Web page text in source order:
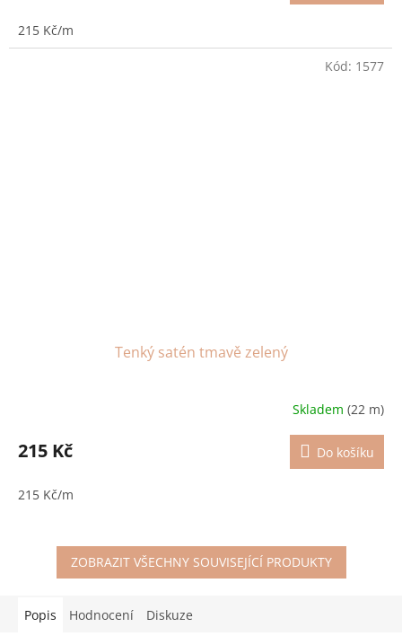
215 Kč/m
Tenký satén tmavě zelený
Skladem (22 m)
215 Kč Do košíku
215 Kč/m
Kód: 1577
ZOBRAZIT VŠECHNY SOUVISEJÍCÍ PRODUKTY
Popis Hodnocení Diskuze